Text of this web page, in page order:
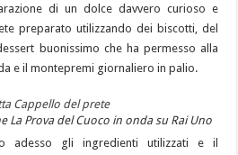
di un dolce davvero curioso e
preparato utilizzando dei biscotti, del
buonissimo che ha permesso alla
e il montepremi giornaliero in palio.
La Prova del Cuoco in onda su Rai Uno
adesso gli ingredienti utilizzati e il